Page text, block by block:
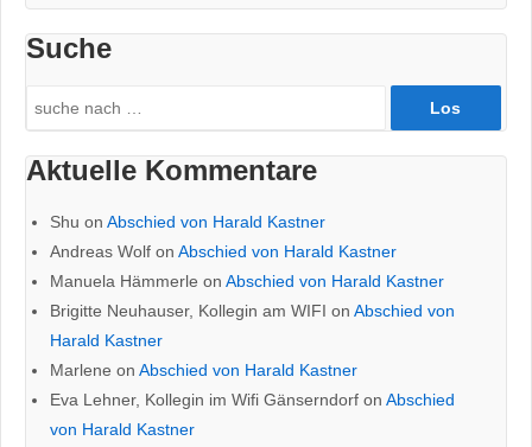
Suche
Search
for:
Aktuelle Kommentare
Shu on Abschied von Harald Kastner
Andreas Wolf on Abschied von Harald Kastner
Manuela Hämmerle on Abschied von Harald Kastner
Brigitte Neuhauser, Kollegin am WIFI on Abschied von
Harald Kastner
Marlene on Abschied von Harald Kastner
Eva Lehner, Kollegin im Wifi Gänserndorf on Abschied
von Harald Kastner